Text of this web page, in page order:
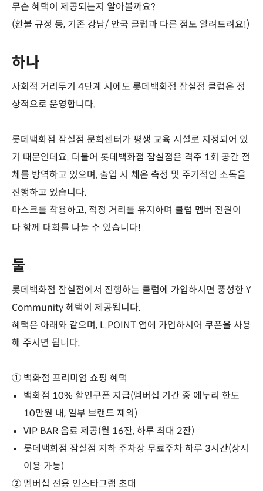
무슨 혜택이 제공되는지 알아볼까요?
(환불 규정 등, 기존 강남/ 안국 클럽과 다른 점도 알려드려요!)
하나
사회적 거리두기 4단계 시에도 롯데백화점 잠실점 클럽은 정
상적으로 운영합니다.
롯데백화점 잠실점 문화센터가 평생 교육 시설로 지정되어 있
기 때문인데요. 더불어 롯데백화점 잠실점은 격주 1회 공간 전
체를 방역하고 있으며, 출입 시 체온 측정 및 주기적인 소독을
진행하고 있습니다.
마스크를 착용하고, 적정 거리를 유지하며 클럽 멤버 전원이
다 함께 대화를 나눌 수 있습니다!
둘
롯데백화점 잠실점에서 진행하는 클럽에 가입하시면 풍성한 Y
Community 혜택이 제공됩니다.
혜택은 아래와 같으며, L.POINT 앱에 가입하시어 쿠폰을 사용
해 주시면 됩니다.
① 백화점 프리미엄 쇼핑 혜택
백화점 10% 할인쿠폰 지급(멤버십 기간 중 에누리 한도
10만원 내, 일부 브랜드 제외)
VIP BAR 음료 제공(월 16잔, 하루 최대 2잔)
롯데백화점 잠실점 지하 주차장 무료주차 하루 3시간(상시
이용 가능)
② 멤버십 전용 인스타그램 초대